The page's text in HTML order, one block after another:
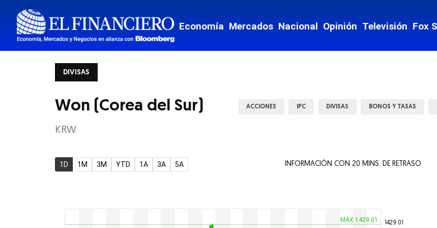
Economía Mercados Nacional Opinión Televisión Fox
Viajes
Transporte y Movilidad
Estados
Ciencia
DIVISAS
Won (Corea del Sur) ACCIONES IPC DIVISAS BONOS Y TASAS
KRW
1D 1M 3M YTD 1A 3A 5A INFORMACIÓN CON 20 MINS. DE RETRASO
MÁX 1429.01 1429.01